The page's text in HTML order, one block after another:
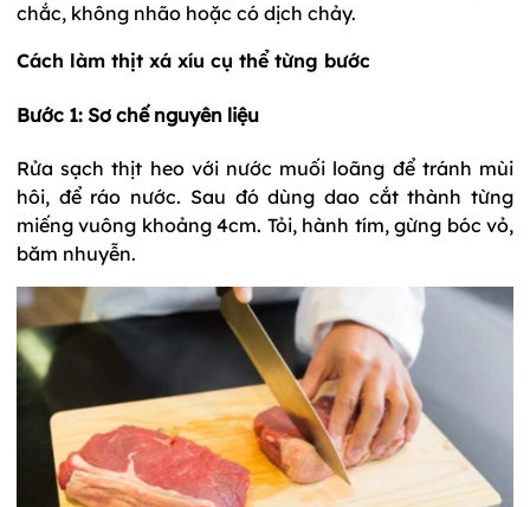
chắc, không nhão hoặc có dịch chảy.
Cách làm thịt xá xíu cụ thể từng bước
Bước 1: Sơ chế nguyên liệu
Rửa sạch thịt heo với nước muối loãng để tránh mùi
hôi, để ráo nước. Sau đó dùng dao cắt thành từng
miếng vuông khoảng 4cm. Tỏi, hành tím, gừng bóc vỏ,
băm nhuyễn.